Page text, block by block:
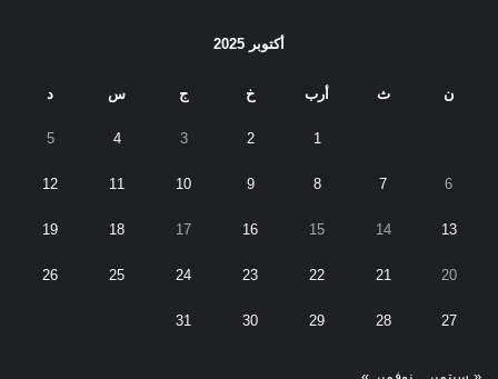
أكتوبر 2025
ن ث أرب خ ج س د
1
2
3
4
5
6
7
8
9
10
11
12
13
14
15
16
17
18
19
20
21
22
23
24
25
26
27
28
29
30
31